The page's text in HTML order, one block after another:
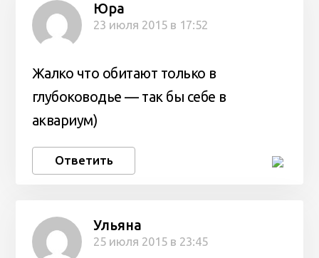
Юра
23 июля 2015 в 17:52
Жалко что обитают только в
глубоководье — так бы себе в
аквариум)
Ответить
Ульяна
25 июля 2015 в 23:45